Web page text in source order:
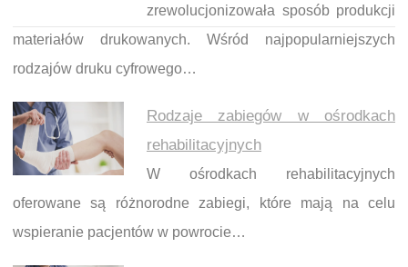
zrewolucjonizowała sposób produkcji
materiałów drukowanych. Wśród najpopularniejszych
rodzajów druku cyfrowego…
Rodzaje zabiegów w ośrodkach
rehabilitacyjnych
W ośrodkach rehabilitacyjnych
oferowane są różnorodne zabiegi, które mają na celu
wspieranie pacjentów w powrocie…